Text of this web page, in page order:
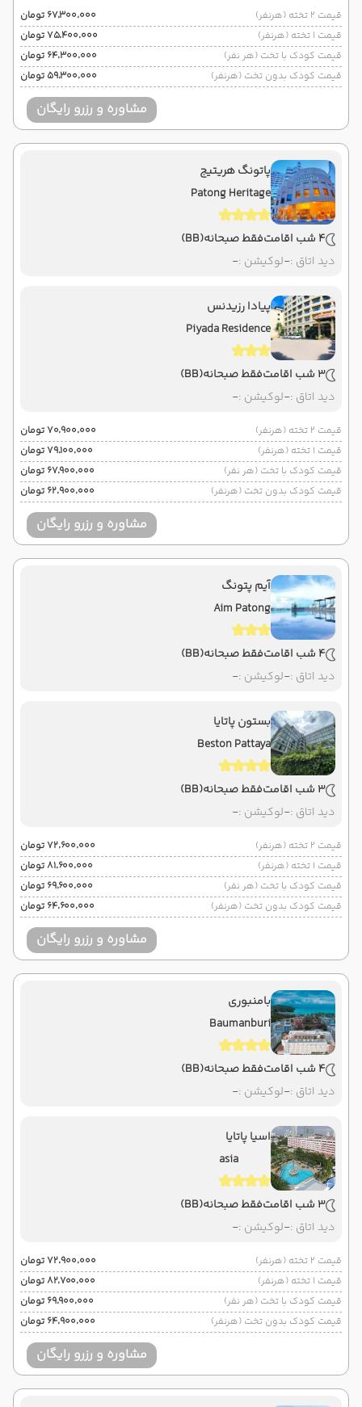
قیمت 2 تخته (هرنفر)
۶۷٬۳۰۰٬۰۰۰ تومان
قیمت 1 تخته (هرنفر)
۷۵٬۴۰۰٬۰۰۰ تومان
قیمت کودک با تخت (هر نفر)
۶۴٬۳۰۰٬۰۰۰ تومان
قیمت کودک بدون تخت (هرنفر)
۵۹٬۳۰۰٬۰۰۰ تومان
مشاوره و رزرو رایگان
پاتونگ هریتیج
Patong Heritage
4 شب اقامت فقط صبحانه(BB)
دید اتاق :-لوکیشن :-
پیادا رزیدنس
Piyada Residence
3 شب اقامت فقط صبحانه(BB)
دید اتاق :-لوکیشن :-
قیمت 2 تخته (هرنفر)
۷۰٬۹۰۰٬۰۰۰ تومان
قیمت 1 تخته (هرنفر)
۷۹٬۱۰۰٬۰۰۰ تومان
قیمت کودک با تخت (هر نفر)
۶۷٬۹۰۰٬۰۰۰ تومان
قیمت کودک بدون تخت (هرنفر)
۶۲٬۹۰۰٬۰۰۰ تومان
مشاوره و رزرو رایگان
آیم پتونگ
Aim Patong
4 شب اقامت فقط صبحانه(BB)
دید اتاق :-لوکیشن :-
بستون پاتایا
Beston Pattaya
3 شب اقامت فقط صبحانه(BB)
دید اتاق :-لوکیشن :-
قیمت 2 تخته (هرنفر)
۷۲٬۶۰۰٬۰۰۰ تومان
قیمت 1 تخته (هرنفر)
۸۱٬۶۰۰٬۰۰۰ تومان
قیمت کودک با تخت (هر نفر)
۶۹٬۶۰۰٬۰۰۰ تومان
قیمت کودک بدون تخت (هرنفر)
۶۴٬۶۰۰٬۰۰۰ تومان
مشاوره و رزرو رایگان
بامنبوری
Baumanburi
4 شب اقامت فقط صبحانه(BB)
دید اتاق :-لوکیشن :-
اسیا پاتایا
asia
3 شب اقامت فقط صبحانه(BB)
دید اتاق :-لوکیشن :-
قیمت 2 تخته (هرنفر)
۷۲٬۹۰۰٬۰۰۰ تومان
قیمت 1 تخته (هرنفر)
۸۲٬۷۰۰٬۰۰۰ تومان
قیمت کودک با تخت (هر نفر)
۶۹٬۹۰۰٬۰۰۰ تومان
قیمت کودک بدون تخت (هرنفر)
۶۴٬۹۰۰٬۰۰۰ تومان
مشاوره و رزرو رایگان